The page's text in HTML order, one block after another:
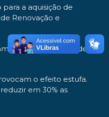
a aquisição de
Renovação e
a capacidade de
o efeito estufa.
em 30% as